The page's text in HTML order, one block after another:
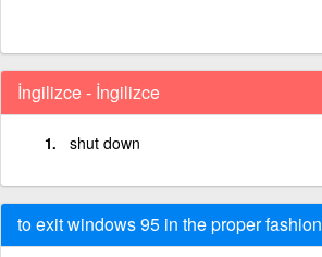
İngilizce - İngilizce
shut down
to exit windows 95 in the proper fashion